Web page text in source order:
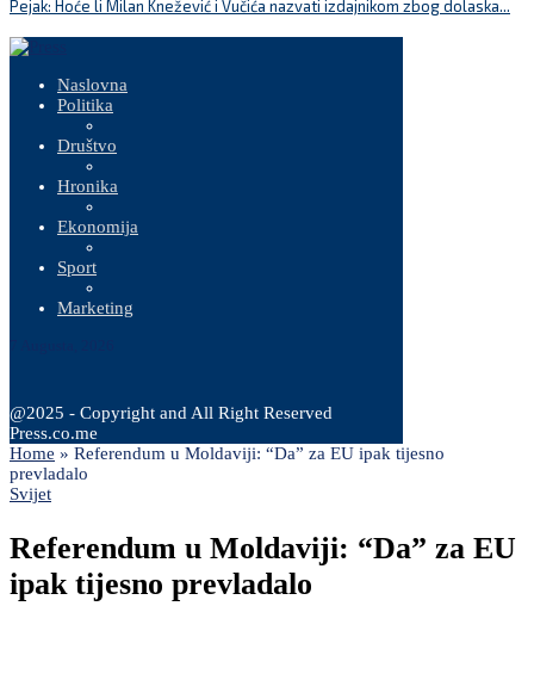
Pejak: Hoće li Milan Knežević i Vučića nazvati izdajnikom zbog dolaska...
Naslovna
Politika
Društvo
Hronika
Ekonomija
Sport
Marketing
@2025 - Copyright and All Right Reserved
Press.co.me
Home » Referendum u Moldaviji: “Da” za EU ipak tijesno
prevladalo
Svijet
Referendum u Moldaviji: “Da” za EU
ipak tijesno prevladalo